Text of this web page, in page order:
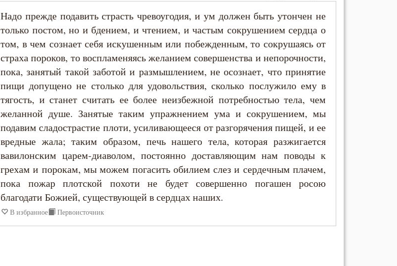
Надо прежде подавить страсть чревоугодия, и ум должен быть утончен не
только постом, но и бдением, и чтением, и частым сокрушением сердца о
том, в чем сознает себя искушенным или побежденным, то сокрушаясь от
страха пороков, то воспламеняясь желанием совершенства и непорочности,
пока, занятый такой заботой и размышлением, не осознает, что принятие
пищи допущено не столько для удовольствия, сколько послужило ему в
тягость, и станет считать ее более неизбежной потребностью тела, чем
желанной душе. Занятые таким упражнением ума и сокрушением, мы
подавим сладострастие плоти, усиливающееся от разгорячения пищей, и ее
вредные жала; таким образом, печь нашего тела, которая разжигается
вавилонским царем-диаволом, постоянно доставляющим нам поводы к
грехам и порокам, мы можем погасить обилием слез и сердечным плачем,
пока пожар плотской похоти не будет совершенно погашен росою
благодати Божией, существующей в сердцах наших.
В избранное Первоисточник